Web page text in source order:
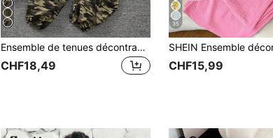
Ensemble de tenues décontractées pour filles adolescentes, 3 pièces avec haut à capuche en maille décontracté à manches longues, débardeur à mailles côtelées et pantalon cargo à motif camouflage.
CHF18,49
35
CHF15,99